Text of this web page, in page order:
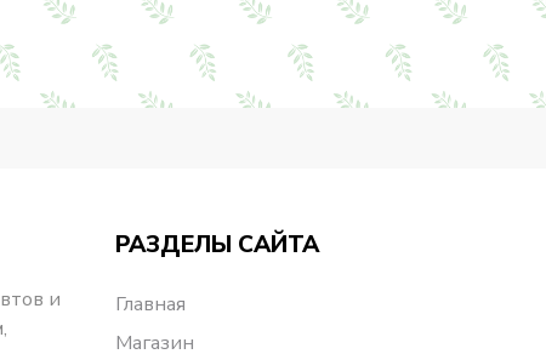
и
РАЗДЕЛЫ САЙТА
Главная
Магазин